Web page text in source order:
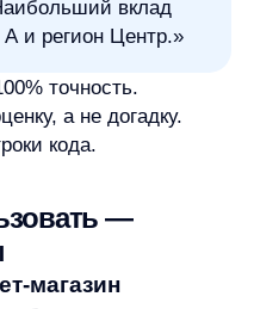
мятая»
, без
всего